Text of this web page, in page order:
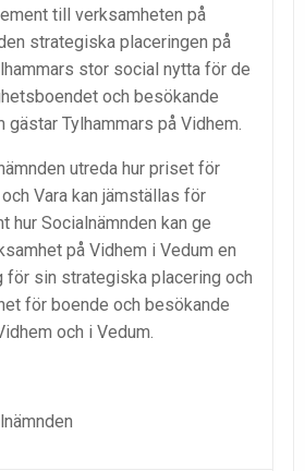
till verksamheten på
strategiska placeringen på
stor social nytta för de
och besökande
gästar Tylhammars på Vidhem.
utreda hur priset för
Vara kan jämställas för
hur Socialnämnden kan ge
på Vidhem i Vedum en
för sin strategiska placering och
för boende och besökande
och i Vedum.